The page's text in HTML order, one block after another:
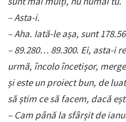
– Asta-i.
– Aha. Iată-le așa, sunt
– 89.280… 89.300. Ei, asta-i
urmă, încolo încetișor,
și este un proiect bun, de
să știm ce să facem, dacă
– Cam până la sfârșit de